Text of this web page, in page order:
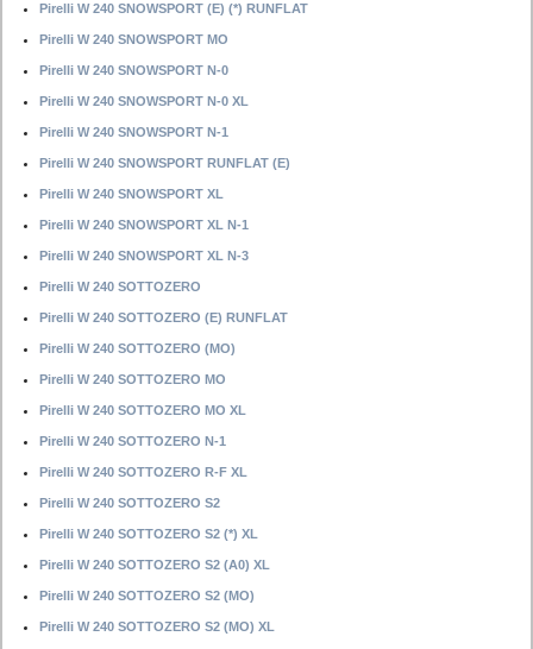
Pirelli W 240 SNOWSPORT (E) (*) RUNFLAT
Pirelli W 240 SNOWSPORT MO
Pirelli W 240 SNOWSPORT N-0
Pirelli W 240 SNOWSPORT N-0 XL
Pirelli W 240 SNOWSPORT N-1
Pirelli W 240 SNOWSPORT RUNFLAT (E)
Pirelli W 240 SNOWSPORT XL
Pirelli W 240 SNOWSPORT XL N-1
Pirelli W 240 SNOWSPORT XL N-3
Pirelli W 240 SOTTOZERO
Pirelli W 240 SOTTOZERO (E) RUNFLAT
Pirelli W 240 SOTTOZERO (MO)
Pirelli W 240 SOTTOZERO MO
Pirelli W 240 SOTTOZERO MO XL
Pirelli W 240 SOTTOZERO N-1
Pirelli W 240 SOTTOZERO R-F XL
Pirelli W 240 SOTTOZERO S2
Pirelli W 240 SOTTOZERO S2 (*) XL
Pirelli W 240 SOTTOZERO S2 (A0) XL
Pirelli W 240 SOTTOZERO S2 (MO)
Pirelli W 240 SOTTOZERO S2 (MO) XL